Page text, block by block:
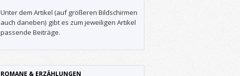
Unter dem Artikel (auf größeren Bildschirmen
auch daneben) gibt es zum jeweiligen Artikel
passende Beiträge.
ROMANE & ERZÄHLUNGEN